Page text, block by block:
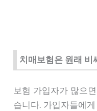
치매보험은 원래 비
보험 가입자가 많으
습니다. 가입자들에